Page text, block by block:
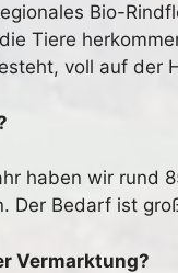
Bio-
Tiere
voll auf der
haben wir rund
Bedarf ist
Vermarktung?